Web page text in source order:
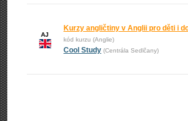
AJ
Kurzy angličtiny v Anglii pro děti i
kód kurzu (Anglie)
Cool Study (Centrála Sedlčany)